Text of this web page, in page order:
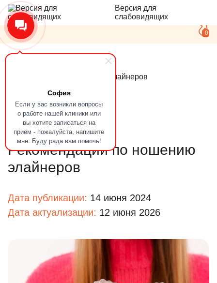
София
Если у вас возникли вопросы
о работе нашей клиники или
вы хотите записаться на
приём - пожалуйста, напишите
мне. Буду рада вам помочь!
Версия для
слабовидящих
0
Рекомендации по ношению элайнеров
Полезные советы
Рекомендации по ношению
элайнеров
Дата публикации: 14 июня 2024
Дата актуализации: 12 июня 2026